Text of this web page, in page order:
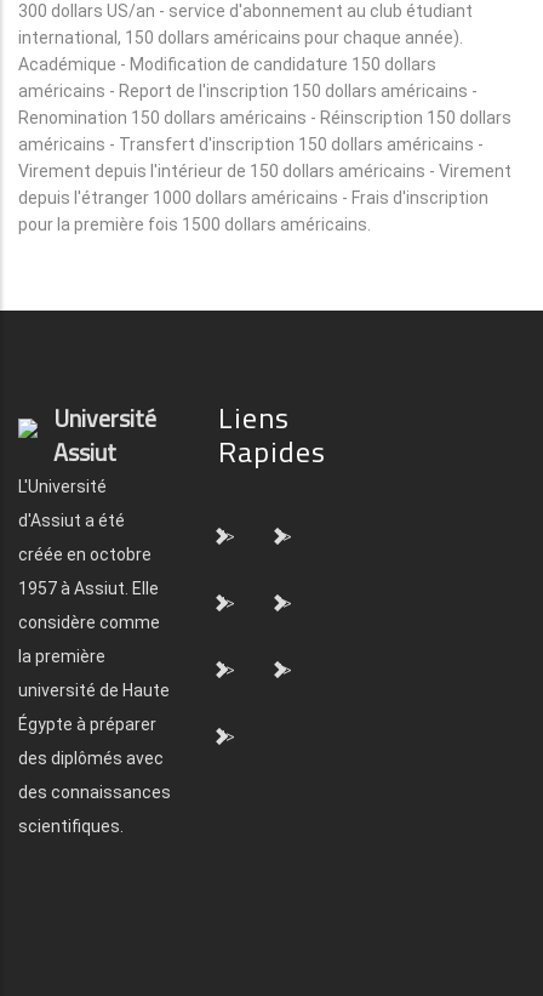
300 dollars US/an - service d'abonnement au club étudiant
international, 150 dollars américains pour chaque année).
Académique - Modification de candidature 150 dollars
américains - Report de l'inscription 150 dollars américains -
Renomination 150 dollars américains - Réinscription 150 dollars
américains - Transfert d'inscription 150 dollars américains -
Virement depuis l'intérieur de 150 dollars américains - Virement
depuis l'étranger 1000 dollars américains - Frais d'inscription
pour la première fois 1500 dollars américains.
Université
Assiut
L'Université
d'Assiut a été
créée en octobre
1957 à Assiut. Elle
considère comme
la première
université de Haute
Égypte à préparer
des diplômés avec
des connaissances
scientifiques.
Liens
Rapides
"> ">
"> ">
"> ">
">